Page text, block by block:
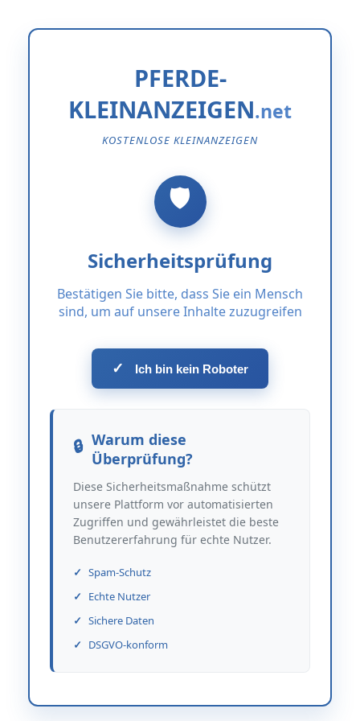
PFERDE-
KLEINANZEIGEN
KOSTENLOSE KLEINANZEIGEN
Sicherheitsprüfung
Bestätigen Sie bitte, dass Sie ein Mensch
sind, um auf unsere Inhalte zuzugreifen
✓ Ich bin kein Roboter
Warum diese
Überprüfung?
Diese Sicherheitsmaßnahme schützt
unsere Plattform vor automatisierten
Zugriffen und gewährleistet die beste
Benutzererfahrung für echte Nutzer.
Spam-Schutz
Echte Nutzer
Sichere Daten
DSGVO-konform